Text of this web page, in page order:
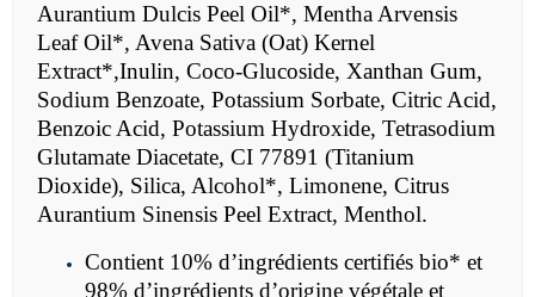
Aurantium Dulcis Peel Oil*, Mentha Arvensis
Leaf Oil*, Avena Sativa (Oat) Kernel
Extract*,Inulin, Coco-Glucoside, Xanthan Gum,
Sodium Benzoate, Potassium Sorbate, Citric Acid,
Benzoic Acid, Potassium Hydroxide, Tetrasodium
Glutamate Diacetate, CI 77891 (Titanium
Dioxide), Silica, Alcohol*, Limonene, Citrus
Aurantium Sinensis Peel Extract, Menthol.
Contient 10% d’ingrédients certifiés bio* et
98% d’ingrédients d’origine végétale et